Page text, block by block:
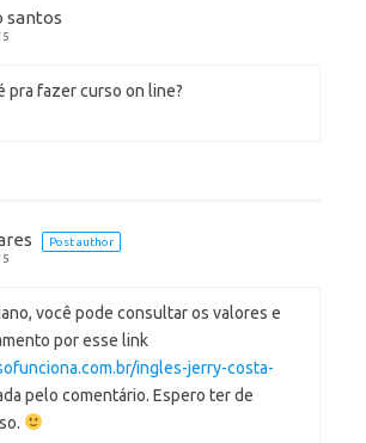
santos
pra fazer curso on line?
Post author
você pode consultar os valores e
por esse link
ingles-jerry-costa-
pelo comentário. Espero ter de